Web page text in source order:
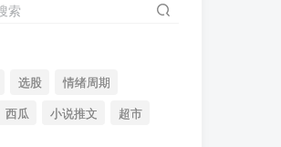
索
选股
情绪周期
西瓜 小说推文
超市
的术语有哪些？股票分时水上、水下是什么意思？
细！何为打板以及打板战法的精髓